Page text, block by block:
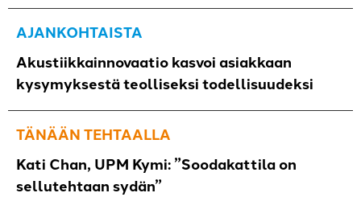
AJANKOHTAISTA
Akustiikkainnovaatio kasvoi asiakkaan
kysymyksestä teolliseksi todellisuudeksi
TÄNÄÄN TEHTAALLA
Kati Chan, UPM Kymi: ”Soodakattila on
sellutehtaan sydän”